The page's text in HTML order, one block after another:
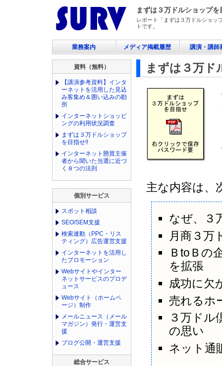
まずは３万ドルショップ
レポート「まずは３万ドルショッ
トです。
業務案内 メディア掲載履歴 講演・講師
まずは３万ド
主な内容は、
なぜ、３
月商３万
ＢtoＢの
を拡張
成功に欠
売れるホ
３万ドル
の思い
ネット通
資料（無料）
【講演参考資料】インタ
ーネットを活用した見込
み客集め＆囲い込みの勘
所
インターネットショッピ
ングの利用状況調査
まずは３万ドルショップ
を目指せ!!
インターネット懸賞主催
者から聞いた当選に近づ
く８つの法則
個別サービス
スポット相談
SEO/SEM支援
検索連動（PPC・リス
ティング）広告運営支援
インターネットを活用し
たプロモーション
Webサイトやインター
ネットサービスのプロデ
ュース
Webサイト（ホームペ
ージ）制作
メールニュース（メール
マガジン）発行・運営支
援
ブログ公開・運営支援
総合サービス